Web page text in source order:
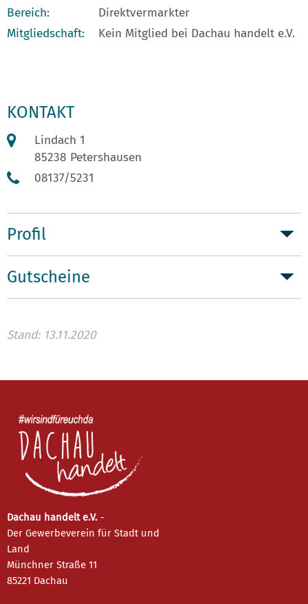
Bereich:
Direktvermarkter
Mitgliedschaft:
Kein Mitglied bei Dachau handelt e.V.
KONTAKT
Lindach 1
85238 Petershausen
08137/5231
Profil
Gutscheine
Stand: 13.11.2020
Dachau handelt e.V. -
Der Gewerbeverein für Stadt und
Land
Münchner Straße 11
85221 Dachau